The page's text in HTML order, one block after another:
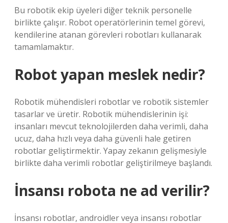
Bu robotik ekip üyeleri diğer teknik personelle
birlikte çalışır. Robot operatörlerinin temel görevi,
kendilerine atanan görevleri robotları kullanarak
tamamlamaktır.
Robot yapan meslek nedir?
Robotik mühendisleri robotlar ve robotik sistemler
tasarlar ve üretir. Robotik mühendislerinin işi:
insanları mevcut teknolojilerden daha verimli, daha
ucuz, daha hızlı veya daha güvenli hale getiren
robotlar geliştirmektir. Yapay zekanın gelişmesiyle
birlikte daha verimli robotlar geliştirilmeye başlandı.
İnsansı robota ne ad verilir?
İnsansı robotlar, androidler veya insansı robotlar